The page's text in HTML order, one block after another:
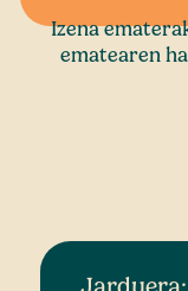
Izena
ematearen